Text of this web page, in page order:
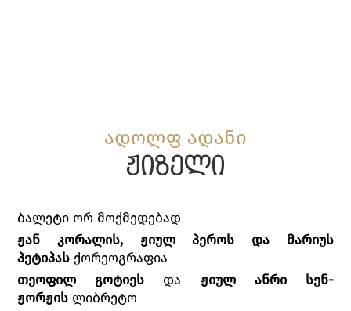
ადოლფ ადანი
ჟიზელი
ბალეტი ორ მოქმედებად
ჟან კორალის, ჟიულ პეროს და მარიუს
პეტიპას ქორეოგრაფია
თეოფილ გოტიეს და ჟიულ ანრი სენ-
ჟორჟის ლიბრეტო